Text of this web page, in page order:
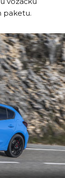
paketu.